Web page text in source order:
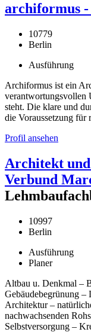
archiformus
10779
Berlin
Ausführung
Archiformus ist ein
verantwortungsvollen
steht. Die klare und
die Voraussetzung für
Profil ansehen
Architekt
Verbund
10997
Berlin
Ausführung
Planer
Altbau u. Denkmal –
Gebäudebegrünung –
Architektur –
nachwachsenden
Selbstversorgung –